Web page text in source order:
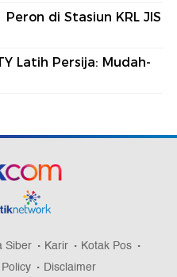
di Stasiun KRL JIS
Latih Persija: Mudah-
Siber Karir
Kotak Pos
Disclaimer